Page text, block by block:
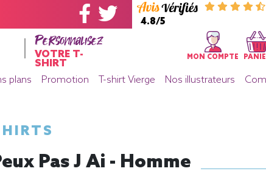
4.8/5
Personnalisez
VOTRE T-
SHIRT
MON COMPTE
plans Promotion T-shirt Vierge Nos illustrateurs
Pas J Ai - Homme